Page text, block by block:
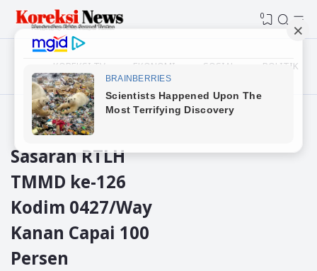
0
KOREKSI TV EKONOMI SOSIAL POLITIK
Beranda Way kanan
Sasaran RTLH
TMMD ke-126
Kodim 0427/Way
Kanan Capai 100
Persen